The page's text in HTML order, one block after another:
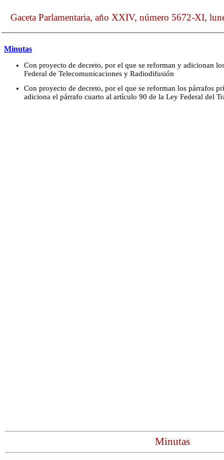
Gaceta Parlamentaria, año XXIV, número 5672-XI,
Minutas
Con proyecto de decreto, por el que se reforman y adicionan
Federal de Telecomunicaciones y Radiodifusión
Con proyecto de decreto, por el que se reforman los párrafos
adiciona el párrafo cuarto al artículo 90 de la Ley Federal del
Minutas